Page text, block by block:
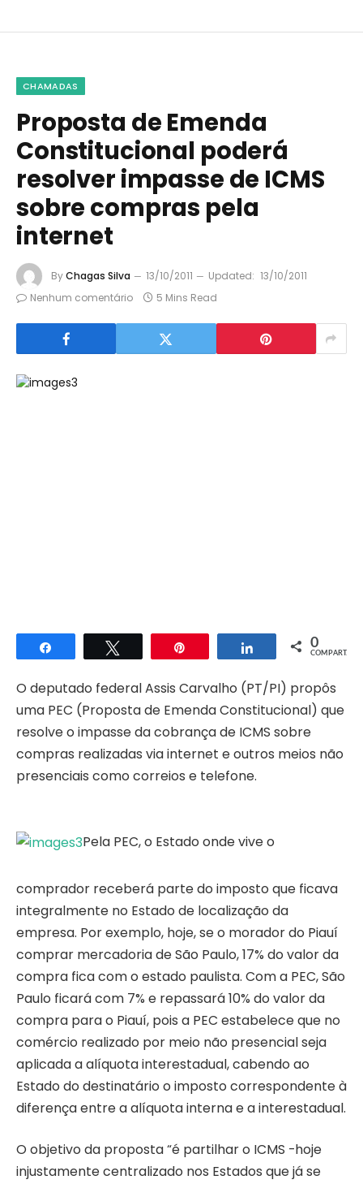
CHAMADAS
Proposta de Emenda
Constitucional poderá
resolver impasse de ICMS
sobre compras pela
internet
ByChagas Silva 13/10/2011 Updated: 13/10/2011
Nenhum comentário
5 Mins Read
Compartilhar Compartilhar
0
COMPART.
O deputado federal Assis Carvalho (PT/PI) propôs
uma PEC (Proposta de Emenda Constitucional) que
resolve o impasse da cobrança de ICMS sobre
compras realizadas via internet e outros meios não
presenciais como correios e telefone.
Pela PEC, o Estado onde vive o
comprador receberá parte do imposto que ficava
integralmente no Estado de localização da
empresa. Por exemplo, hoje, se o morador do Piauí
comprar mercadoria de São Paulo, 17% do valor da
compra fica com o estado paulista. Com a PEC, São
Paulo ficará com 7% e repassará 10% do valor da
compra para o Piauí, pois a PEC estabelece que no
comércio realizado por meio não presencial seja
aplicada a alíquota interestadual, cabendo ao
Estado do destinatário o imposto correspondente à
diferença entre a alíquota interna e a interestadual.
O objetivo da proposta “é partilhar o ICMS -hoje
injustamente centralizado nos Estados que já se